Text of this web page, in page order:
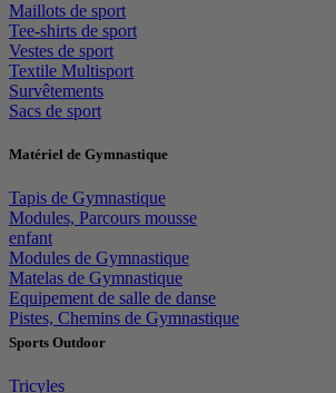
Maillots de sport
Tee-shirts de sport
Vestes de sport
Textile Multisport
Survêtements
Sacs de sport
Matériel de Gymnastique
Tapis de Gymnastique
Modules, Parcours mousse
enfant
Modules de Gymnastique
Matelas de Gymnastique
Equipement de salle de danse
Pistes, Chemins de Gymnastique
Sports Outdoor
Tricyles